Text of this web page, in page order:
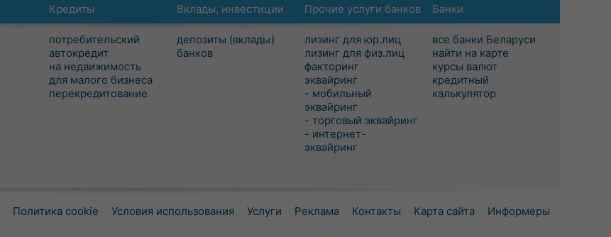
Кредиты
потребительский
автокредит
на недвижимость
для малого бизнеса
перекредитование
Вклады, инвестиции
депозиты (вклады)
банков
Прочие услуги банков
лизинг для юр.лиц
лизинг для физ.лиц
факторинг
эквайринг
- мобильный
эквайринг
- торговый эквайринг
- интернет-
эквайринг
Банки
все банки Беларуси
найти на карте
курсы валют
кредитный
калькулятор
Политика cookie Условия использования Услуги Реклама Контакты Карта сайта Информеры